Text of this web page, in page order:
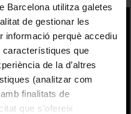
Barcelona utilitza galetes
de gestionar les
informació perquè accediu
que
de la d’altres
(analitzar com
finalitats de
que s’ofereix